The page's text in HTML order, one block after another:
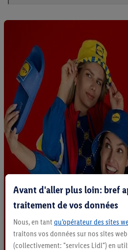
Avant d'aller plus loin: bref
traitement de vos données
Nous, en tant qu’opérateur des sites
traitons vos données sur nos sites
(collectivement: "services Lidl") en